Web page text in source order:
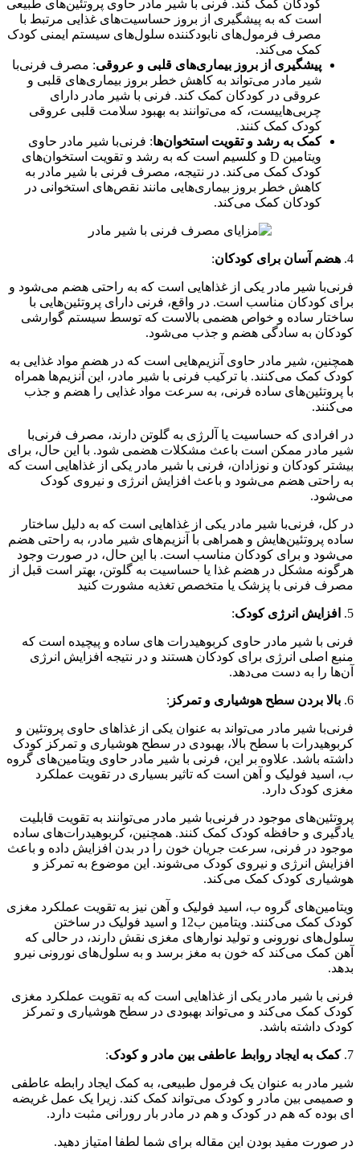
کودکان کمک کند. فرنی با شیر مادر حاوی پروتئین‌های طبیعی
است که به پیشگیری از بروز حساسیت‌های غذایی مرتبط با
مصرف فرمول‌های نابودکننده سلول‌های سیستم ایمنی کودک
کمک می‌کند.
پیشگیری از بروز بیماری‌های قلبی و عروقی: مصرف فرنی‌با
شیر مادر می‌تواند به کاهش خطر بروز بیماری‌های قلبی و
عروقی در کودکان کمک کند. فرنی با شیر مادر دارای
چربی‌هاییست، که می‌توانند به بهبود سلامت قلبی عروقی
کودک کمک کنند.
کمک به رشد و تقویت استخوان‌ها: فرنی‌با شیر مادر حاوی
ویتامین D و کلسیم است که به رشد و تقویت استخوان‌های
کودک کمک می‌کند. در نتیجه، مصرف فرنی با شیر مادر به
کاهش خطر بروز بیماری‌هایی مانند نقص‌های استخوانی در
کودکان کمک می‌کند.
4. هضم آسان برای کودکان:
فرنی‌با شیر مادر یکی از غذاهایی است که به راحتی هضم می‌شود و
برای کودکان مناسب است. در واقع، فرنی دارای پروتئین‌هایی با
ساختار ساده و خواص هضمی بالاست که توسط سیستم گوارشی
کودکان به سادگی هضم و جذب می‌شود.
همچنین، شیر مادر حاوی آنزیم‌هایی است که در هضم مواد غذایی به
کودک کمک می‌کنند. با ترکیب فرنی با شیر مادر، این آنزیم‌ها همراه
با پروتئین‌های ساده فرنی، به سرعت مواد غذایی را هضم و جذب
می‌کنند.
در افرادی که حساسیت یا آلرژی به گلوتن دارند، مصرف فرنی‌با
شیر مادر ممکن است باعث مشکلات هضمی شود. با این حال، برای
بیشتر کودکان و نوزادان، فرنی با شیر مادر یکی از غذاهایی است که
به راحتی هضم می‌شود و باعث افزایش انرژی و نیروی کودک
می‌شود.
در کل، فرنی‌با شیر مادر یکی از غذاهایی است که به دلیل ساختار
ساده پروتئین‌هایش و همراهی با آنزیم‌های شیر مادر، به راحتی هضم
می‌شود و برای کودکان مناسب است. با این حال، در صورت وجود
هرگونه مشکل در هضم غذا یا حساسیت به گلوتن، بهتر است قبل از
مصرف فرنی با پزشک یا متخصص تغذیه مشورت کنید
5. افزایش انرژی کودک:
فرنی با شیر مادر حاوی کربوهیدرات های ساده و پیچیده است که
منبع اصلی انرژی برای کودکان هستند و در نتیجه افزایش انرژی
آن‌ها را به دست می‌دهد.
6. بالا بردن سطح هوشیاری و تمرکز :
فرنی‌با شیر مادر می‌تواند به عنوان یکی از غذاهای حاوی پروتئین و
کربوهیدرات با سطح بالا، بهبودی در سطح هوشیاری و تمرکز کودک
داشته باشد. علاوه بر این، فرنی با شیر مادر حاوی ویتامین‌های گروه
ب، اسید فولیک و آهن است که تاثیر بسیاری در تقویت عملکرد
مغزی کودک دارد.
پروتئین‌های موجود در فرنی‌با شیر مادر می‌توانند به تقویت قابلیت
یادگیری و حافظه کودک کمک کنند. همچنین، کربوهیدرات‌های ساده
موجود در فرنی، سرعت جریان خون را در بدن افزایش داده و باعث
افزایش انرژی و نیروی کودک می‌شوند. این موضوع به تمرکز و
هوشیاری کودک کمک می‌کند.
ویتامین‌های گروه ب، اسید فولیک و آهن نیز به تقویت عملکرد مغزی
کودک کمک می‌کنند. ویتامین ب12 و اسید فولیک در ساختن
سلول‌های نورونی و تولید نوارهای مغزی نقش دارند، در حالی که
آهن کمک می‌کند که خون به مغز برسد و به سلول‌های نورونی نیرو
بدهد.
فرنی با شیر مادر یکی از غذاهایی است که به تقویت عملکرد مغزی
کودک کمک می‌کند و می‌تواند بهبودی در سطح هوشیاری و تمرکز
کودک داشته باشد.
7. کمک به ایجاد روابط عاطفی بین مادر و کودک:
شیر مادر به عنوان یک فرمول طبیعی، به کمک ایجاد رابطه عاطفی
و صمیمی بین مادر و کودک می‌تواند کمک کند. زیرا یک عمل غریضه
‌ای بوده که هم در کودک و هم در مادر بار رورانی مثبت دارد.
در صورت مفید بودن این مقاله برای شما لطفا امتیاز دهید.